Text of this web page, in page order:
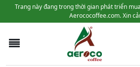
Trang này đang trong thời gian phát triển
Aerococoffee.com. Xin